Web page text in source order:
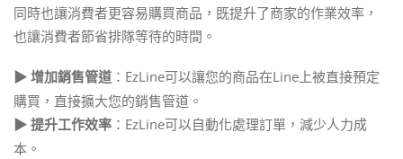
同時也讓消費者更容易購買商品，既提升了商家的作業效率，
也讓消費者節省排隊等待的時間。
▶ 增加銷售管道 ：EzLine可以讓您的商品在Line上被直接預定
購買，直接擴大您的銷售管道。
▶ 提升工作效率 ：EzLine可以自動化處理訂單，減少人力成
本。